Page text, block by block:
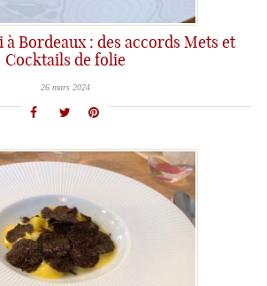
à Bordeaux : des accords Mets et
Cocktails de folie
26 mars 2024